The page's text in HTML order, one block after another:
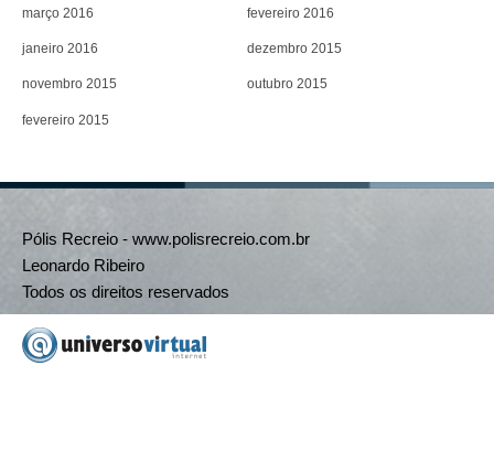
março 2016 fevereiro 2016
janeiro 2016 dezembro 2015
novembro 2015 outubro 2015
fevereiro 2015
Pólis Recreio - www.polisrecreio.com.br
Leonardo Ribeiro
Todos os direitos reservados